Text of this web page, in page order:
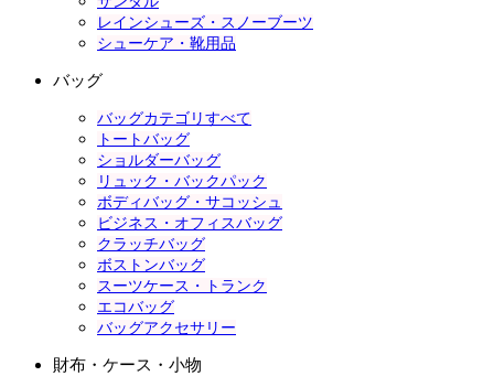
レインシューズ・スノーブーツ
シューケア・靴用品
バッグ
バッグカテゴリすべて
トートバッグ
ショルダーバッグ
リュック・バックパック
ボディバッグ・サコッシュ
ビジネス・オフィスバッグ
クラッチバッグ
ボストンバッグ
スーツケース・トランク
エコバッグ
バッグアクセサリー
財布・ケース・小物